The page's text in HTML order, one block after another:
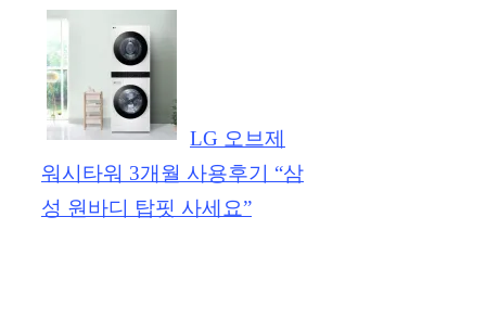
LG 오브제
워시타워 3개월 사용후기 “삼
성 원바디 탑핏 사세요”